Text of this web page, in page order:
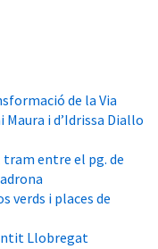
de la Via
i d’Idrissa Diallo
tram entre el pg. de
verds i places de
Llobregat